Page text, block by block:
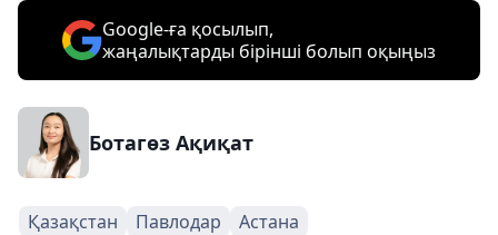
Google-ға қосылып,
жаңалықтарды бірінші болып оқыңыз
Ботагөз Ақиқат
Қазақстан Павлодар Астана